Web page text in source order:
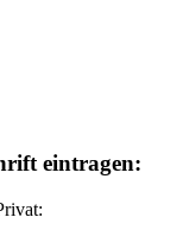
eintragen: